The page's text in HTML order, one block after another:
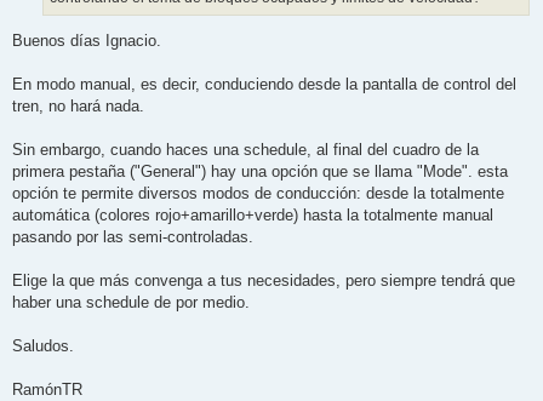
Buenos días Ignacio.
En modo manual, es decir, conduciendo desde la pantalla de control del
tren, no hará nada.
Sin embargo, cuando haces una schedule, al final del cuadro de la
primera pestaña ("General") hay una opción que se llama "Mode". esta
opción te permite diversos modos de conducción: desde la totalmente
automática (colores rojo+amarillo+verde) hasta la totalmente manual
pasando por las semi-controladas.
Elige la que más convenga a tus necesidades, pero siempre tendrá que
haber una schedule de por medio.
Saludos.
RamónTR